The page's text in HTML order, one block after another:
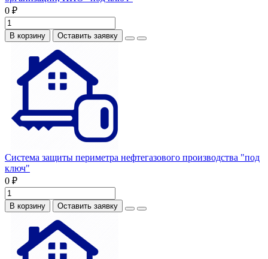
0 ₽
В корзину Оставить заявку
Система защиты периметра нефтегазового производства "под
ключ"
0 ₽
В корзину Оставить заявку